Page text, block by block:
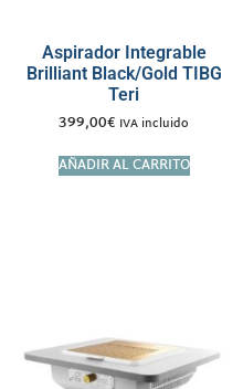
Aspirador Integrable
Brilliant Black/Gold TIBG
Teri
399,00€ IVA incluido
AÑADIR AL CARRITO